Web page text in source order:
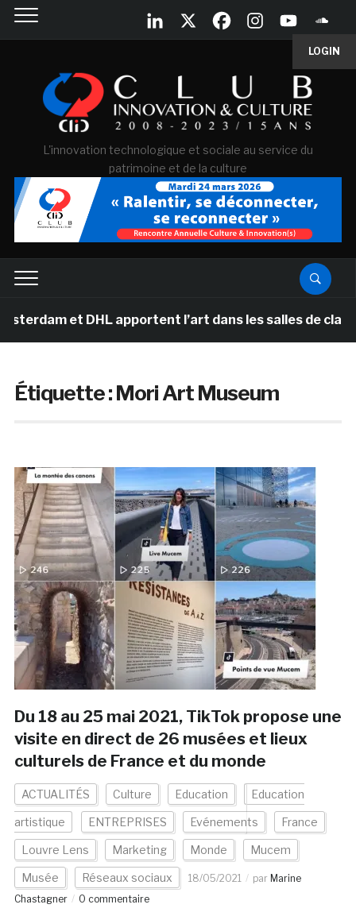
LOGIN
L'innovation technologique et sociale au service du
patrimoine et de la culture
et DHL apportent l’art dans les salles de classe
Étiquette :Mori Art Museum
Du 18 au 25 mai 2021, TikTok propose une
visite en direct de 26 musées et lieux
culturels de France et du monde
ACTUALITÉS Culture Education Education
artistique ENTREPRISES Evénements France
Louvre Lens Marketing Monde Mucem
Musée Réseaux sociaux 18/05/2021 par Marine
Chastagner
0 commentaire